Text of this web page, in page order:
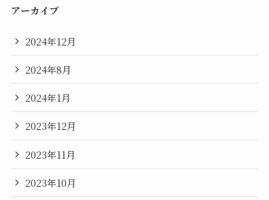
アーカイブ
2024年12月
2024年8月
2024年1月
2023年12月
2023年11月
2023年10月